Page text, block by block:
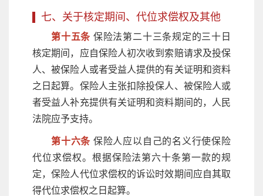
七、关于核定期间、代位求偿权及其他
第十五条 保险法第二十三条规定的三十日
核定期间，应自保险人初次收到索赔请求及投保
人、被保险人或者受益人提供的有关证明和资料
之日起算。保险人主张扣除投保人、被保险人或
者受益人补充提供有关证明和资料期间的，人民
法院应予支持。
第十六条 保险人应以自己的名义行使保险
代位求偿权。根据保险法第六十条第一款的规
定，保险人代位求偿权的诉讼时效期间应自其取
得代位求偿权之日起算。